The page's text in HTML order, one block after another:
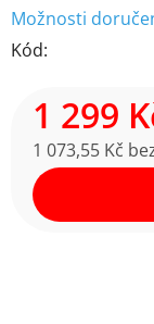
Možnosti
Kód:
1 299
1 073,55 Kč
Měrná cena: